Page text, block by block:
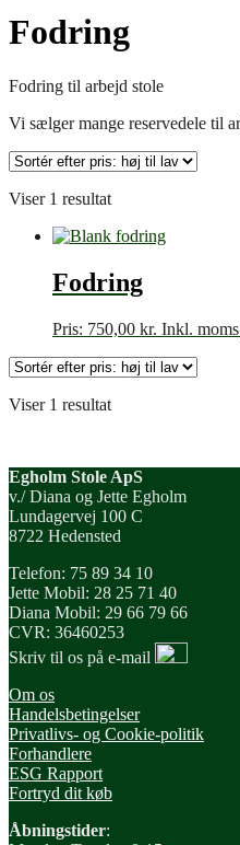
Fodring
Fodring til arbejd stole
Vi sælger mange reservedele til
Viser 1 resultat
Fodring
Pris: 750,00 kr. Inkl. moms
Viser 1 resultat
Egholm Stole ApS
v./ Diana og Jette Egholm
Lundagervej 100 C
8722 Hedensted
Telefon: 75 89 34 10
Jette Mobil: 28 25 71 40
Diana Mobil: 29 66 79 66
CVR: 36460253
Skriv til os på e-mail
Om os
Handelsbetingelser
Privatlivs- og Cookie-politik
Forhandlere
ESG Rapport
Fortryd dit køb
Åbningstider: